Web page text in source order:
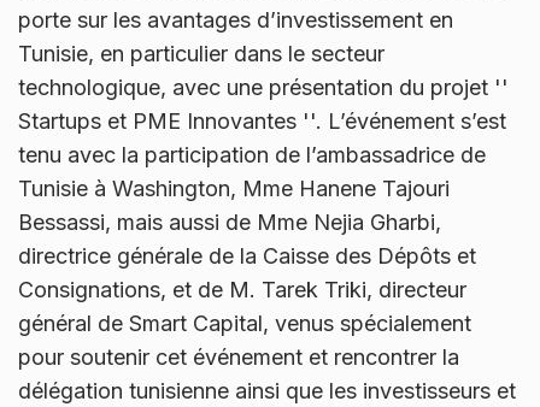
porte sur les avantages d’investissement en
Tunisie, en particulier dans le secteur
technologique, avec une présentation du projet ''
Startups et PME Innovantes ''. L’événement s’est
tenu avec la participation de l’ambassadrice de
Tunisie à Washington, Mme Hanene Tajouri
Bessassi, mais aussi de Mme Nejia Gharbi,
directrice générale de la Caisse des Dépôts et
Consignations, et de M. Tarek Triki, directeur
général de Smart Capital, venus spécialement
pour soutenir cet événement et rencontrer la
délégation tunisienne ainsi que les investisseurs et